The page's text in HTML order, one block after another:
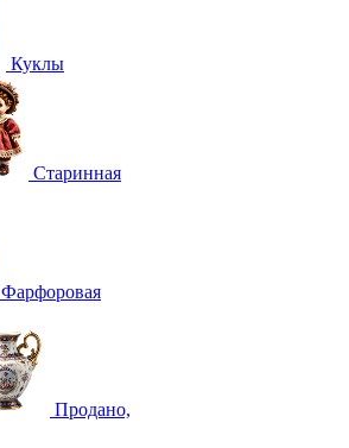
Куклы
Старинная
Фарфоровая
Продано,